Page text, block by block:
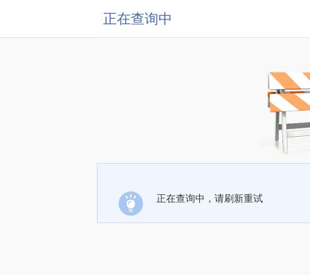
正在查询中
正在查询中，请刷新重试